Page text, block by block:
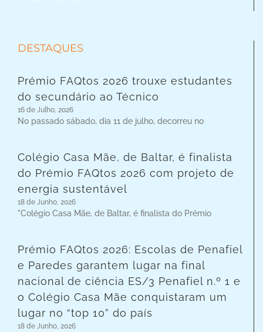
DESTAQUES
Prémio FAQtos 2026 trouxe estudantes
do secundário ao Técnico
16 de Julho, 2026
No passado sábado, dia 11 de julho, decorreu no
Colégio Casa Mãe, de Baltar, é finalista
do Prémio FAQtos 2026 com projeto de
energia sustentável
18 de Junho, 2026
"Colégio Casa Mãe, de Baltar, é finalista do Prémio
Prémio FAQtos 2026: Escolas de Penafiel
e Paredes garantem lugar na final
nacional de ciência ES/3 Penafiel n.º 1 e
o Colégio Casa Mãe conquistaram um
lugar no “top 10” do país
18 de Junho, 2026